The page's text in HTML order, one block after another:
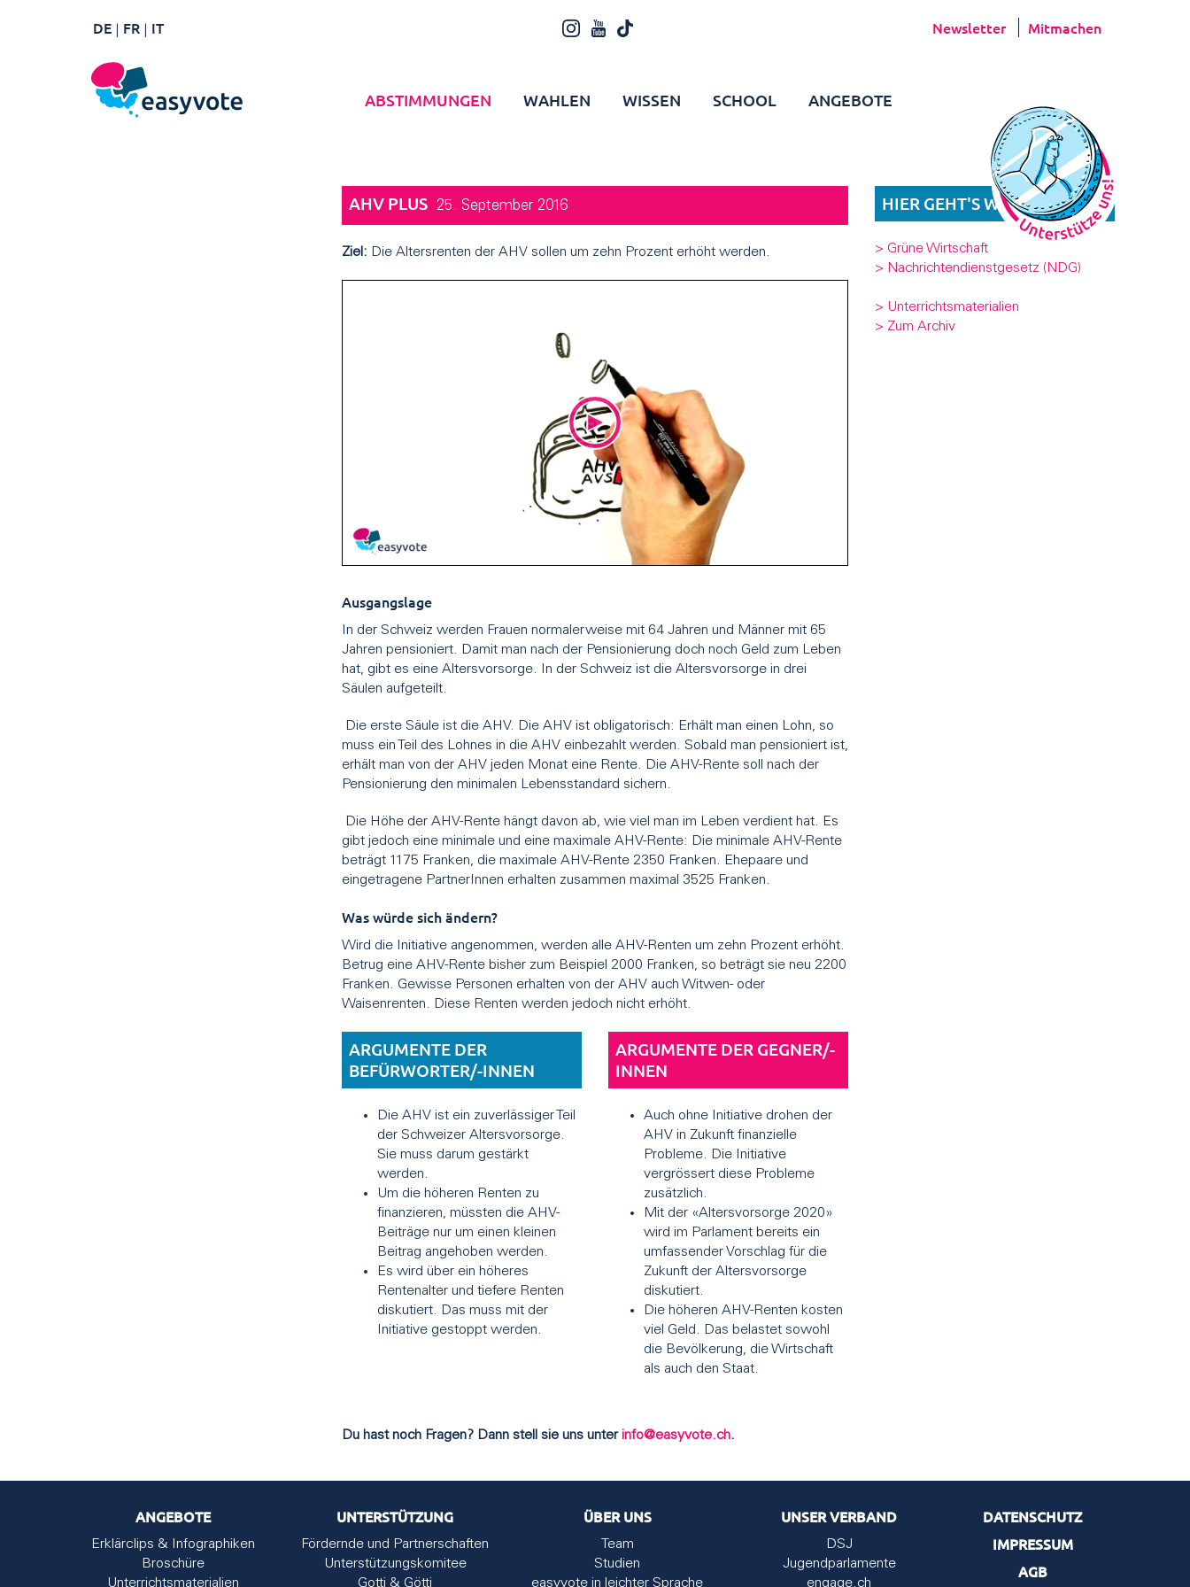
DE FR IT Newsletter Mitmachen
ABSTIMMUNGEN WAHLEN WISSEN SCHOOL ANGEBOTE
AHV PLUS 25. September 2016
Ziel: Die Altersrenten der AHV sollen um zehn Prozent erhöht werden.
Ausgangslage
In der Schweiz werden Frauen normalerweise mit 64 Jahren und Männer mit 65
Jahren pensioniert. Damit man nach der Pensionierung doch noch Geld zum Leben
hat, gibt es eine Altersvorsorge. In der Schweiz ist die Altersvorsorge in drei
Säulen aufgeteilt.
Die erste Säule ist die AHV. Die AHV ist obligatorisch: Erhält man einen Lohn, so
muss ein Teil des Lohnes in die AHV einbezahlt werden. Sobald man pensioniert ist,
erhält man von der AHV jeden Monat eine Rente. Die AHV-Rente soll nach der
Pensionierung den minimalen Lebensstandard sichern.
Die Höhe der AHV-Rente hängt davon ab, wie viel man im Leben verdient hat. Es
gibt jedoch eine minimale und eine maximale AHV-Rente: Die minimale AHV-Rente
beträgt 1175 Franken, die maximale AHV-Rente 2350 Franken. Ehepaare und
eingetragene PartnerInnen erhalten zusammen maximal 3525 Franken.
Was würde sich ändern?
Wird die Initiative angenommen, werden alle AHV-Renten um zehn Prozent erhöht.
Betrug eine AHV-Rente bisher zum Beispiel 2000 Franken, so beträgt sie neu 2200
Franken. Gewisse Personen erhalten von der AHV auch Witwen- oder
Waisenrenten. Diese Renten werden jedoch nicht erhöht.
ARGUMENTE DER
BEFÜRWORTER/-INNEN
Die AHV ist ein zuverlässiger Teil
der Schweizer Altersvorsorge.
Sie muss darum gestärkt
werden.
Um die höheren Renten zu
finanzieren, müssten die AHV-
Beiträge nur um einen kleinen
Beitrag angehoben werden.
Es wird über ein höheres
Rentenalter und tiefere Renten
diskutiert. Das muss mit der
Initiative gestoppt werden.
ARGUMENTE DER GEGNER/-
INNEN
Auch ohne Initiative drohen der
AHV in Zukunft finanzielle
Probleme. Die Initiative
vergrössert diese Probleme
zusätzlich.
Mit der «Altersvorsorge 2020»
wird im Parlament bereits ein
umfassender Vorschlag für die
Zukunft der Altersvorsorge
diskutiert.
Die höheren AHV-Renten kosten
viel Geld. Das belastet sowohl
die Bevölkerung, die Wirtschaft
als auch den Staat.
Du hast noch Fragen? Dann stell sie uns unterinfo@easyvote.ch.
HIER GEHT'S WEITER
> Grüne Wirtschaft
> Nachrichtendienstgesetz (NDG)
> Unterrichtsmaterialien
> Zum Archiv
ANGEBOTE
Erklärclips & Infographiken
Broschüre
Unterrichtsmaterialien
UNTERSTÜTZUNG
Fördernde und Partnerschaften
Unterstützungskomitee
Gotti & Götti
ÜBER UNS
Team
Studien
easyvote in leichter Sprache
UNSER VERBAND
DSJ
Jugendparlamente
engage.ch
DATENSCHUTZ
IMPRESSUM
AGB